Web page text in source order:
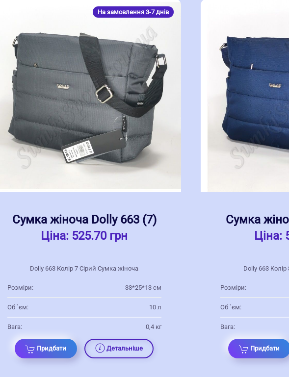
На замовлення 3-7 днів
Сумка жіноча Dolly 663 (7)
Ціна: 525.70 грн
Dolly 663 Колір 7 Сірий Сумка жіноча
Розміри: 33*25*13 см
Об `єм: 10 л
Вага: 0,4 кг
Придбати Детальніше
Сумка
Ціна:
Dolly 663
Розміри:
Об `єм:
Вага:
Придбати